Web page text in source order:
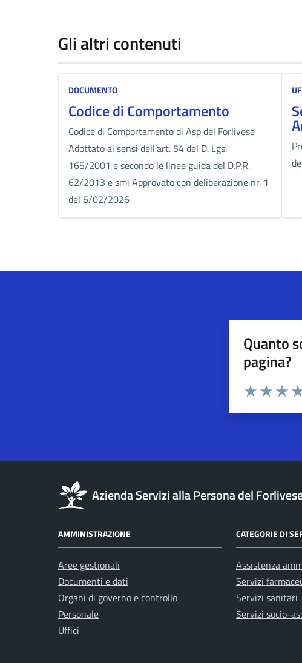
Gli altri contenuti
DOCUMENTO
Codice di Comportamento
Codice di Comportamento di Asp del Forlivese
Adottato ai sensi dell’art. 54 del D. Lgs.
165/2001 e secondo le linee guida del D.P.R.
62/2013 e smi Approvato con deliberazione nr. 1
del 6/02/2026
Quanto
pagina?
Esprimi una
Azienda Servizi alla Persona del
AMMINISTRAZIONE
Aree gestionali
Documenti e dati
Organi di governo e controllo
Personale
Uffici
CATEGORIE DI
Assistenza
Servizi
Servizi sanitari
Servizi socio-